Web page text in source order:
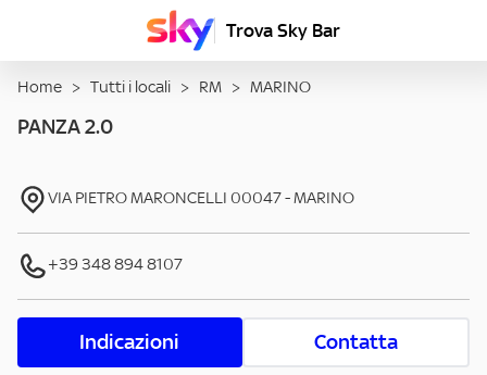
Trova Sky Bar
Home > Tutti i locali > RM > MARINO
PANZA 2.0
VIA PIETRO MARONCELLI 00047-MARINO
+39 348 894 8107
Indicazioni Contatta